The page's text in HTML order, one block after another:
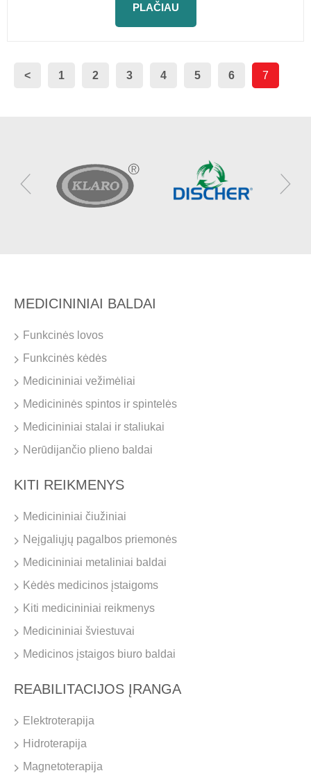
PLAČIAU
< 1 2 3 4 5 6 7
MEDICININIAI BALDAI
Funkcinės lovos
Funkcinės kėdės
Medicininiai vežimėliai
Medicininės spintos ir spintelės
Medicininiai stalai ir staliukai
Nerūdijančio plieno baldai
KITI REIKMENYS
Medicininiai čiužiniai
Neįgaliųjų pagalbos priemonės
Medicininiai metaliniai baldai
Kėdės medicinos įstaigoms
Kiti medicininiai reikmenys
Medicininiai šviestuvai
Medicinos įstaigos biuro baldai
REABILITACIJOS ĮRANGA
Elektroterapija
Hidroterapija
Magnetoterapija